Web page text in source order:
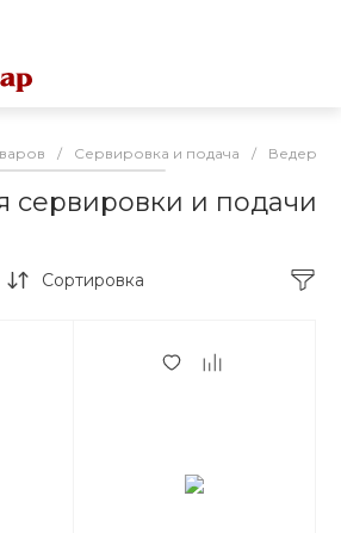
/ Сервировка и подача / Ведерки
сервировки и подачи
Сортировка